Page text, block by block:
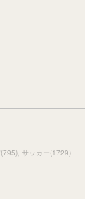
(795) サッカー(1729)